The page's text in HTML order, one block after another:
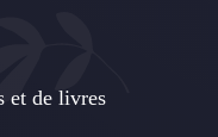
et de livres